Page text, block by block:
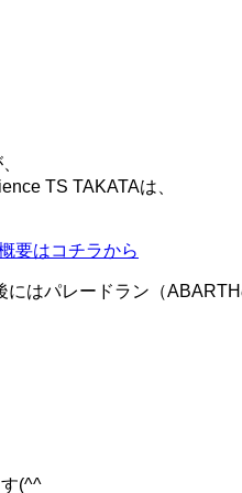
TS TAKATAは、
要はコチラから
はパレードラン（ABARTH
(^^ゞ